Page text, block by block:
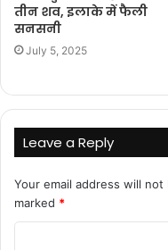
तीन शव, इलाके में फैली
सनसनी
July 5, 2025
Leave a Reply
Your email address will not
marked *